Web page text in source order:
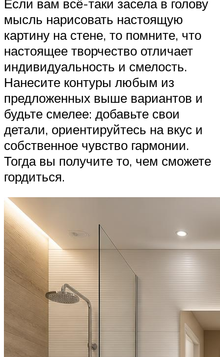
Если вам всё-таки засела в голову
мысль нарисовать настоящую
картину на стене, то помните, что
настоящее творчество отличает
индивидуальность и смелость.
Нанесите контуры любым из
предложенных выше вариантов и
будьте смелее: добавьте свои
детали, ориентируйтесь на вкус и
собственное чувство гармонии.
Тогда вы получите то, чем сможете
гордиться.